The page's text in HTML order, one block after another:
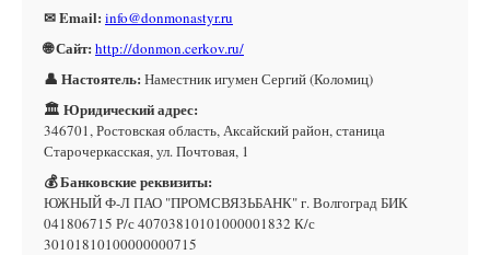
✉ Email: info@donmonastyr.ru
🌐 Сайт: http://donmon.cerkov.ru/
👤 Настоятель: Наместник игумен Сергий (Коломиц)
🏛 Юридический адрес:
346701, Ростовская область, Аксайский район, станица
Старочеркасская, ул. Почтовая, 1
💰 Банковские реквизиты:
ЮЖНЫЙ Ф-Л ПАО "ПРОМСВЯЗЬБАНК" г. Волгоград БИК
041806715 Р/с 40703810101000001832 К/с
30101810100000000715